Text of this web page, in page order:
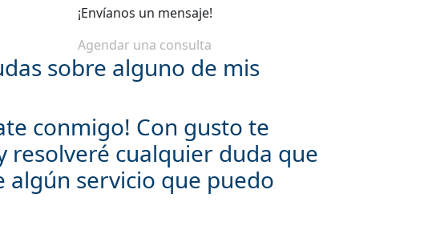
¡Envíanos un mensaje!
Agendar una consulta
sobre alguno de mis
conmigo! Con gusto te
resolveré cualquier duda que
algún servicio que puedo